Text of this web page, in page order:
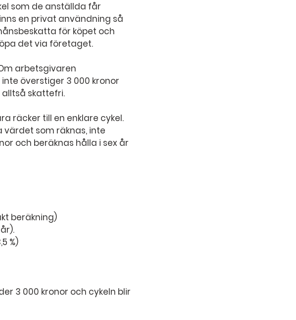
som de anställda får
en privat användning så
för köpet och
det via företaget.
arbetsgivaren
överstiger 3 000 kronor
skattefri.
räcker till en enklare cykel.
som räknas, inte
och beräknas hålla i sex år
en exakt beräkning)
6 år).
* 3,5 %)
3 000 kronor och cykeln blir